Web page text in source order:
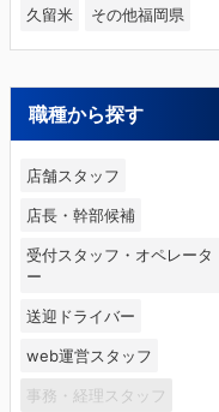
久留米 その他福岡県
職種から探す
店舗スタッフ
店長・幹部候補
受付スタッフ・オペレータ
ー
送迎ドライバー
web運営スタッフ
事務・経理スタッフ